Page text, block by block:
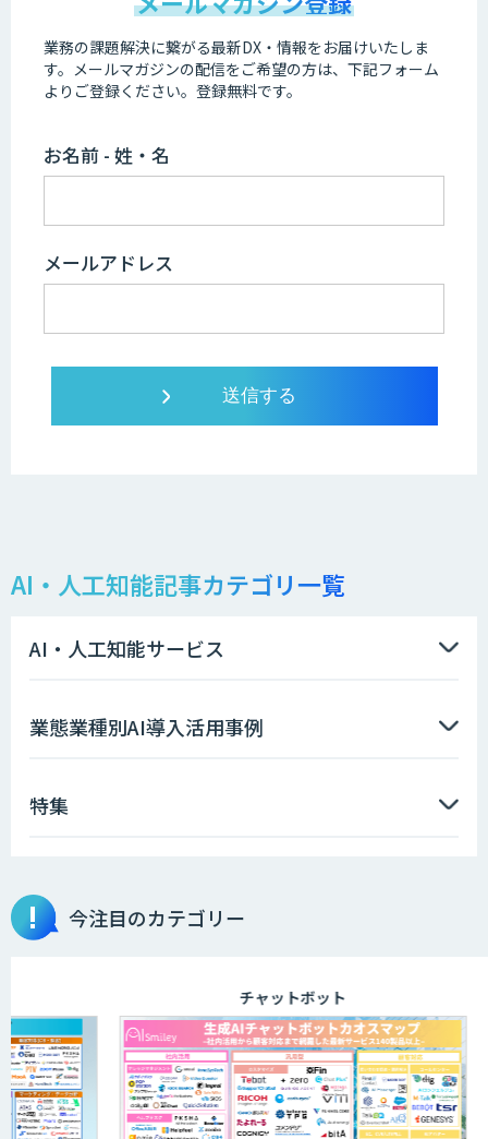
業務の課題解決に繋がる最新DX・情報をお届けいたしま
す。 メールマガジンの配信をご希望の方は、下記フォーム
よりご登録ください。登録無料です。
お名前 - 姓・名
メールアドレス
AI・人工知能記事カテゴリ一覧
AI・人工知能サービス
業態業種別AI導入活用事例
特集
今注目のカテゴリー
チャットボット